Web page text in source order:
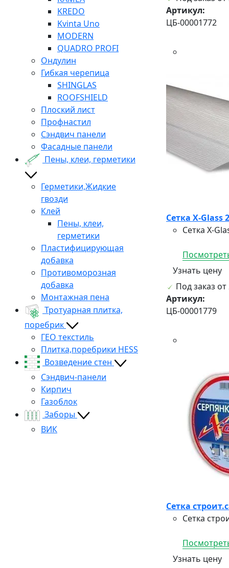
KREDO
Kvinta Uno
MODERN
QUADRO PROFI
Ондулин
Гибкая черепица
SHINGLAS
ROOFSHIELD
Плоский лист
Профнастил
Сэндвич панели
Фасадные панели
Пены, клеи, герметики
Герметики,Жидкие
гвозди
Клей
Пены, клеи,
герметики
Пластифицирующая
добавка
Противоморозная
добавка
Монтажная пена
Тротуарная плитка,
поребрик
ГЕО текстиль
Плитка,поребрики HESS
Возведение стен
Сэндвич-панели
Кирпич
Газоблок
Заборы
ВИК
Артикул:
ЦБ-00001772
Сетка X-
Сетка X-
Узнать цену
Под заказ от
Артикул:
ЦБ-00001779
Сетка
Сетка
Узнать цену